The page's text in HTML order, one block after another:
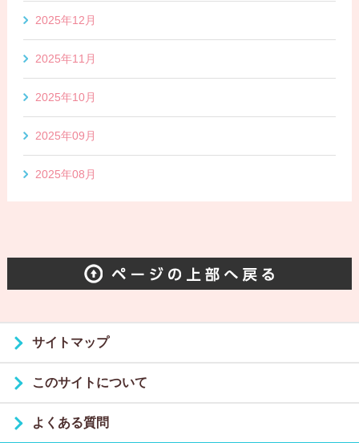
2025年12月
2025年11月
2025年10月
2025年09月
2025年08月
サイトマップ
このサイトについて
よくある質問